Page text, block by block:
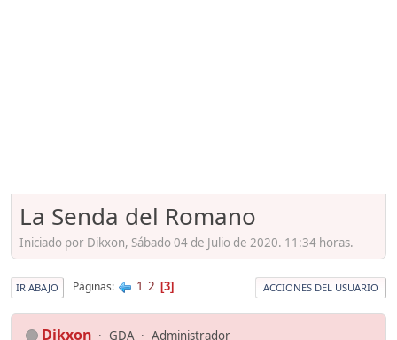
La Senda del Romano
Iniciado por Dikxon, Sábado 04 de Julio de 2020. 11:34 horas.
IR ABAJO Páginas 1 2 3 ACCIONES DEL USUARIO
Dikxon GDA
Administrador